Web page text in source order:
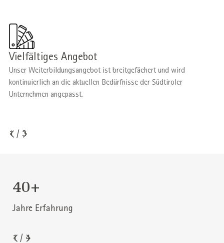
Bild
Vielfältiges Angebot
Unser Weiterbildungsangebot ist breitgefächert und wird
kontinuierlich an die aktuellen Bedürfnisse der Südtiroler
Unternehmen angepasst.
1 / 3
40+
Jahre Erfahrung
1 / 4